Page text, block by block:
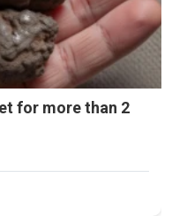
for more than 2